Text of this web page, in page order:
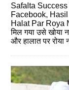
Safalta
Facebook,
Halat Par Roya
मिल गया उसे खोया
और हालात पर